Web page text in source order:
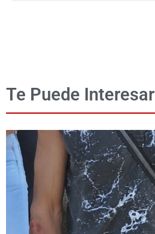
Te Puede Interesar